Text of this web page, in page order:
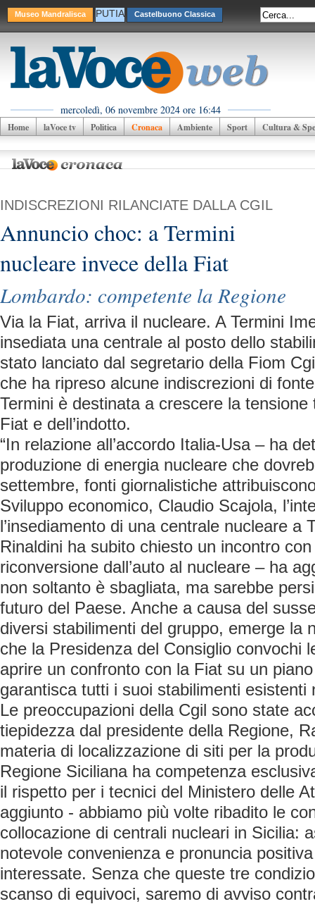
Museo Mandralisca PUTIA Castelbuono Classica
mercoledì, 06 novembre 2024 ore 16:44
Home laVoce tv Politica Cronaca Ambiente Sport Cultura &
INDISCREZIONI RILANCIATE DALLA CGIL
Annuncio choc: a Termini
nucleare invece della Fiat
Lombardo: competente la Regione
Via la Fiat, arriva il nucleare. A Termini
insediata una centrale al posto dello
stato lanciato dal segretario della Fiom
che ha ripreso alcune indiscrezioni di
Termini è destinata a crescere la
Fiat e dell’indotto.
“In relazione all’accordo Italia-Usa – ha
produzione di energia nucleare che
settembre, fonti giornalistiche
Sviluppo economico, Claudio Scajola,
l’insediamento di una centrale nucleare a
Rinaldini ha subito chiesto un incontro
riconversione dall’auto al nucleare – ha
non soltanto è sbagliata, ma sarebbe
futuro del Paese. Anche a causa del
diversi stabilimenti del gruppo, emerge la
che la Presidenza del Consiglio convochi
aprire un confronto con la Fiat su un
garantisca tutti i suoi stabilimenti esistenti
Le preoccupazioni della Cgil sono state
tiepidezza dal presidente della Regione,
materia di localizzazione di siti per la
Regione Siciliana ha competenza
il rispetto per i tecnici del Ministero delle
aggiunto - abbiamo più volte ribadito le
collocazione di centrali nucleari in Sicilia:
notevole convenienza e pronuncia
interessate. Senza che queste tre
scanso di equivoci, saremo di avviso